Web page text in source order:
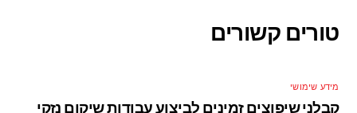
טורים קשורים
מידע שימושי
קבלני שיפוצים זמינים לביצוע עבודות שיקום נזקי